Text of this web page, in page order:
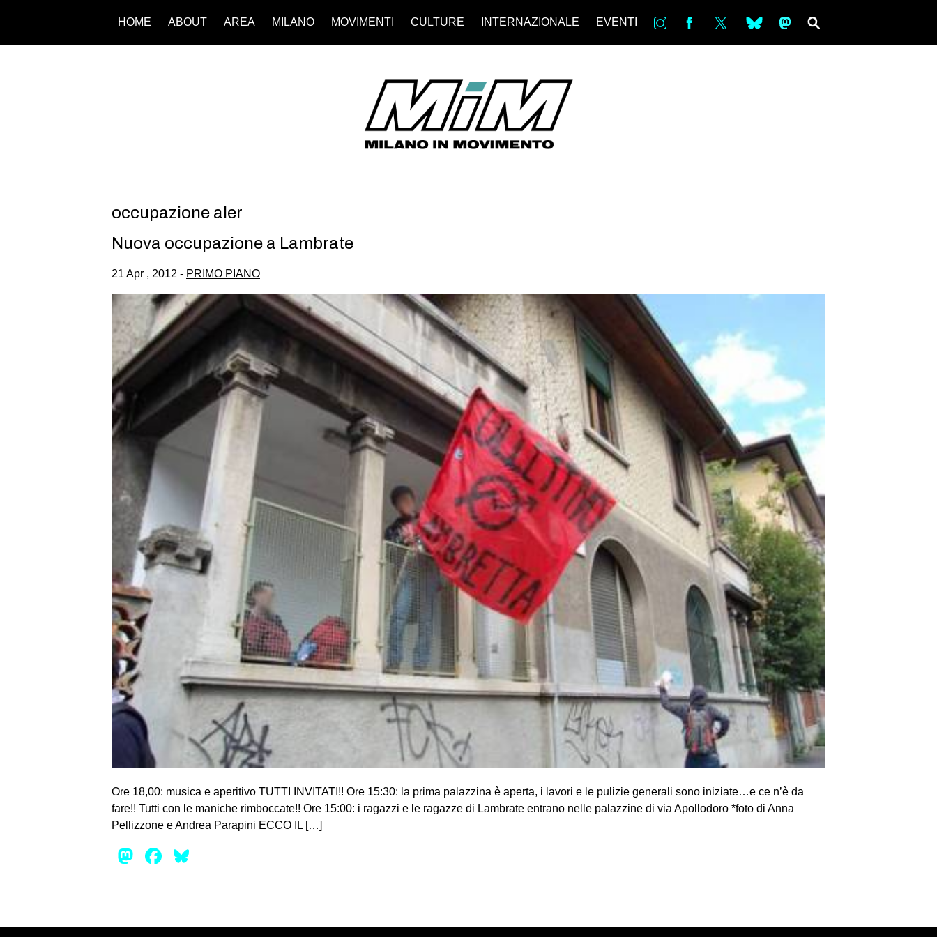
HOME ABOUT AREA MILANO MOVIMENTI CULTURE INTERNAZIONALE EVENTI in bsky ms
occupazione aler
Nuova occupazione a Lambrate
21 Apr , 2012 - PRIMO PIANO
Ore 18,00: musica e aperitivo TUTTI INVITATI!! Ore 15:30: la prima palazzina è aperta, i lavori e le pulizie generali sono iniziate…e ce n’è da
fare!! Tutti con le maniche rimboccate!! Ore 15:00: i ragazzi e le ragazze di Lambrate entrano nelle palazzine di via Apollodoro *foto di Anna
Pellizzone e Andrea Parapini ECCO IL […]
Mastodon
Facebook